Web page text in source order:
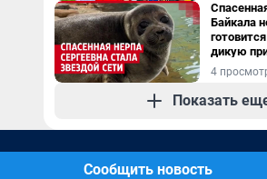
Байкала
дикую
4
Показать
Сообщить новость